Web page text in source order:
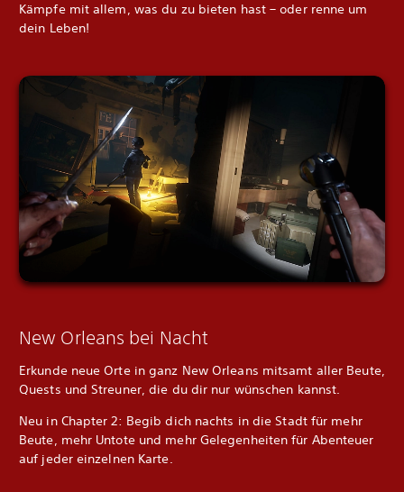
Kämpfe mit allem, was du zu bieten hast – oder renne um
dein Leben!
New Orleans bei Nacht
Erkunde neue Orte in ganz New Orleans mitsamt aller Beute,
Quests und Streuner, die du dir nur wünschen kannst.
Neu in Chapter 2: Begib dich nachts in die Stadt für mehr
Beute, mehr Untote und mehr Gelegenheiten für Abenteuer
auf jeder einzelnen Karte.